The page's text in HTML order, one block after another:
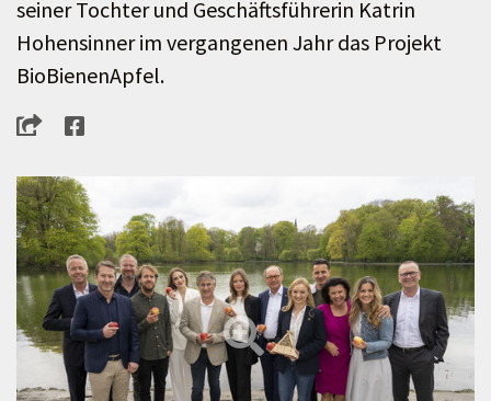
seiner Tochter und Geschäftsführerin Katrin
Hohensinner im vergangenen Jahr das Projekt
BioBienenApfel.